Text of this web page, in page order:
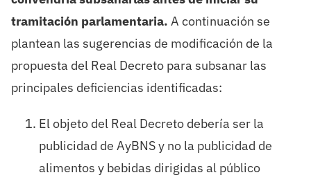
tramitación parlamentaria. A continuación se
plantean las sugerencias de modificación de la
propuesta del Real Decreto para subsanar las
principales deficiencias identificadas:
El objeto del Real Decreto debería ser la
publicidad de AyBNS y no la publicidad de
alimentos y bebidas dirigidas al público